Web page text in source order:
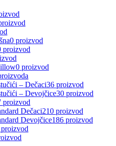
0 proizvod
proizvod
0 proizvod
– Dečaci36 proizvod
– Devojčice30 proizvod
proizvod
Dečaci210 proizvod
Devojčice186 proizvod